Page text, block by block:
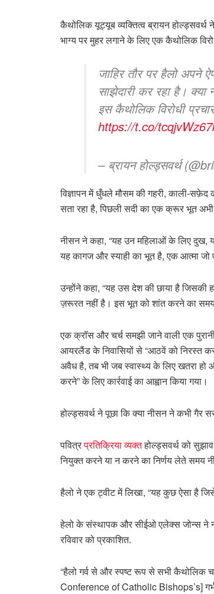
कैथोलिक यूट्यूब व्यक्तित्व ब्रायन
भाग्य पर मुहर लगाने के लिए एक कैथोलिक
जाहिर तौर पर हैलो अपने
साझेदारी कर रहा है।
इस कैथोलिक विरोधी
https://t.co/
– ब्रायन होल्ड्सवर्थ
विज्ञापन में धुँधले मौसम की गहरी, काली-
सता रहा है, पिछली सदी का एक क्रूर भूत
नीसन ने कहा, “यह उन महिलाओं के लिए दुख,
यह कागज और स्याही का भूत है, एक आत्मा
उन्होंने कहा, “यह उस देश की छाया है
ज़रूरत नहीं है। इस भूत को शांत करने का
एक क्रॉस और चर्च समझी जाने वाली एक
आयरलैंड के निवासियों से “आठवें को निरस्त
अवैध है, तब भी जब स्वास्थ्य के लिए खतरा हो
करने” के लिए कार्रवाई का आह्वान किया गया।
होल्ड्सवर्थ ने पूछा कि क्या नीसन ने कभी गैर
पवित्रप्रतिक्रिया व्यक्तहोल्ड्सवर्थ को
नियुक्त करने या न करने का निर्णय लेते समय
हैलो ने एक ट्वीट में लिखा, “यह कुछ ऐसा है
हेलो के संस्थापक और सीईओ एलेक्स जोन्स ने
रविवार को प्रकाशित.
“हैलो गर्व से और स्पष्ट रूप से सभी कैथोलिक
Conference of Catholic Bishops’s]